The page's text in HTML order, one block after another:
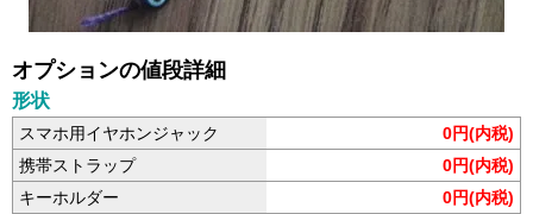
オプションの値段詳細
形状
スマホ用イヤホンジャック
0円(内税)
携帯ストラップ
0円(内税)
キーホルダー
0円(内税)